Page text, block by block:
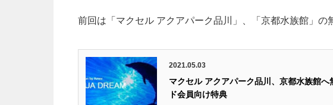
前回は「マクセル アクアパーク品川」、「京都水族館」の
2021.05.03
マクセル アクアパーク品川、京都水族館
ド会員向け特典